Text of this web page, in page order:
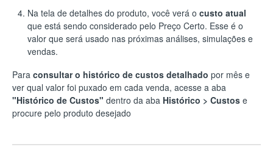
Na tela de detalhes do produto, você verá o custo atual
que está sendo considerado pelo Preço Certo. Esse é o
valor que será usado nas próximas análises, simulações e
vendas.
Para consultar o histórico de custos detalhado por mês e
ver qual valor foi puxado em cada venda, acesse a aba
"Histórico de Custos" dentro da aba Histórico > Custos e
procure pelo produto desejado